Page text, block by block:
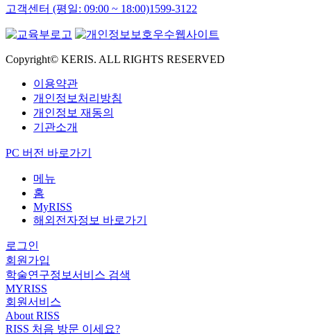
고객센터 (평일: 09:00 ~ 18:00)1599-3122
Copyright© KERIS. ALL RIGHTS RESERVED
이용약관
개인정보처리방침
개인정보 재동의
기관소개
PC 버전 바로가기
메뉴
홈
MyRISS
해외전자정보 바로가기
로그인
회원가입
학술연구정보서비스 검색
MYRISS
회원서비스
About RISS
RISS 처음 방문 이세요?